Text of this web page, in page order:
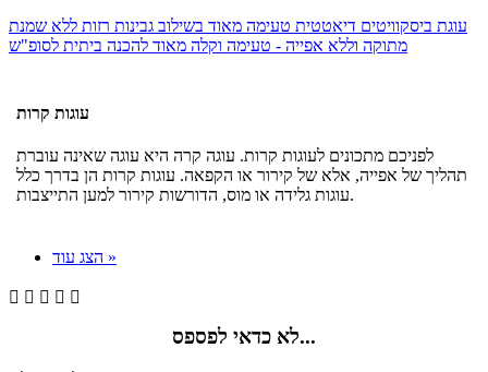
עוגת ביסקוויטים דיאטטית טעימה מאוד בשילוב גבינות רזות ללא שמנת
מתוקה וללא אפייה - טעימה וקלה מאוד להכנה ביתית לסופ"ש
עוגות קרות
לפניכם מתכונים לעוגות קרות. עוגה קרה היא עוגה שאינה עוברת
תהליך של אפייה, אלא של קירור או הקפאה. עוגות קרות הן בדרך כלל
עוגות גלידה או מוס, הדורשות קירור למען התייצבות.
הצג עוד »
    
לא כדאי לפספס...